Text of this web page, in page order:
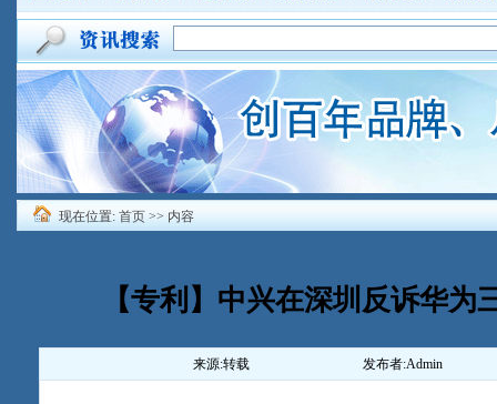
现在位置: 首页 >> 内容
【专利】中兴在深圳反诉华为
来源:转载 发布者:Admin